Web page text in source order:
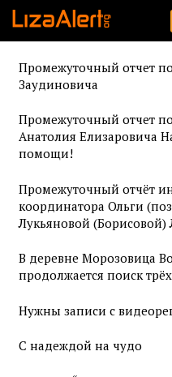
Промежуточный отчет
Заудиновича
Промежуточный отчет
Анатолия Елизаровича
помощи!
Промежуточный отчёт
координатора Ольги
Лукьяновой
В деревне Морозовица
продолжается поиск
Нужны записи с
С надеждой на чудо